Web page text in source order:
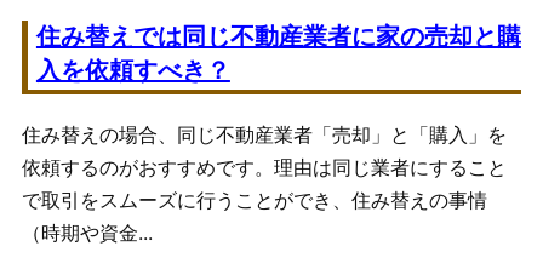
住み替えでは同じ不動産業者に家の売却と購
入を依頼すべき？
住み替えの場合、同じ不動産業者「売却」と「購入」を
依頼するのがおすすめです。理由は同じ業者にすること
で取引をスムーズに行うことができ、住み替えの事情
（時期や資金...